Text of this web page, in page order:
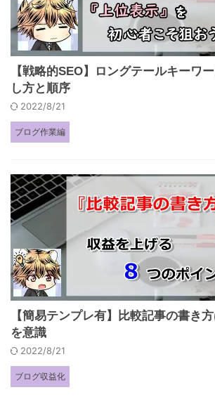
【戦略的SEO】ロングテールキーワ
し方と順序
2022/8/21
ブログ作業編
【簡易テンプレ有】比較記事の書き
を意識
2022/8/21
ブログ収益化